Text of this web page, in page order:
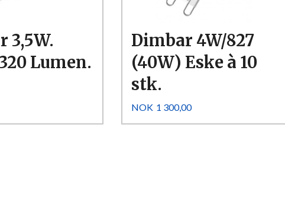
3,5W.
Lumen.
Dimbar 4W/827
(40W) Eske à 10
stk.
Pris
NOK 1 300,00
Les mer